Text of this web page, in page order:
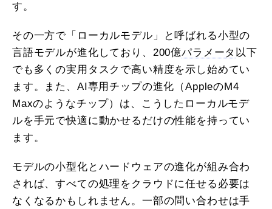
す。
その一方で「ローカルモデル」と呼ばれる小型の
言語モデルが進化しており、200億パラメータ 以下
でも多くの実用タスクで高い精度を示し始めてい
ます。また、AI専用チップの進化（AppleのM4
Maxのようなチップ）は、こうしたローカルモデ
ルを手元で快適に動かせるだけの性能を持ってい
ます。
モデルの小型化とハードウェアの進化が組み合わ
されば、すべての処理をクラウドに任せる必要は
なくなるかもしれません。一部の問い合わせは手